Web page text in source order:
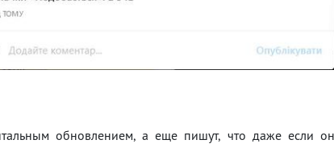
обновлением, а еще пишут, что даже если он